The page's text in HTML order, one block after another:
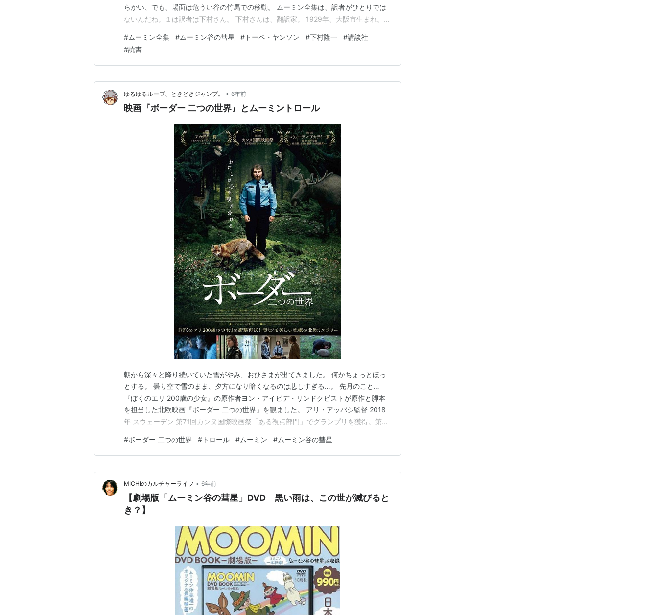
らかい、でも、場面は危うい谷の竹馬での移動。 ムーミン全集は、訳者がひとりでは
ないんだね。１は訳者は下村さん。 下村さんは、翻訳家。 1929年、大阪市生まれ。
よる障害も抱えながら、スウェーデン語を独学で学び翻訳を始める。 翻訳が評価さ
れ、…
#ムーミン全集 #ムーミン谷の彗星 # トーベ・ヤンソン #下村隆一 #講談社
#読書
ゆるゆるループ、ときどきジャンプ。 • 6年前
映画『ボーダー 二つの世界』とムーミントロール
朝から深々と降り続いていた雪がやみ、おひさまが出てきました。 何かちょっとほっ
とする。 曇り空で雪のまま、夕方になり暗くなるのは悲しすぎる…。 先月のこと…
『ぼくのエリ 200歳の少女』の原作者ヨン・アイビデ・リンドクビストが原作と脚本
を担当した北欧映画『ボーダー 二つの世界』を観ました。 アリ・アッバシ監督 2018
年 スウェーデン 第71回カンヌ国際映画祭「ある視点部門」でグランプリを獲得。第91
ノミネートされた。 あらすじ ティーナは、人間の羞恥心や怒りなどのネガティブな感
情を察知できる嗅覚の持ち主、税関の検…
#ボーダー 二つの世界 # トロール #ムーミン #ムーミン谷の彗星
MICHIのカルチャーライフ • 6年前
【劇場版「ムーミン谷の彗星」DVD 黒い雨は、この世が滅びると
き？】